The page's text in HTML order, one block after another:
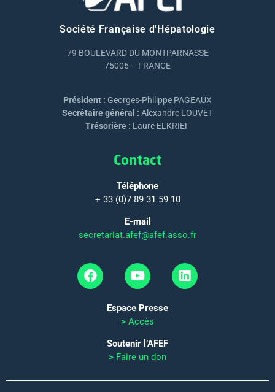
Société Française d'Hépatologie
79 BOULEVARD DU MONTPARNASSE
75006 – FRANCE
Président : Georges-Philippe PAGEAUX
Secrétaire général : Alexandre LOUVET
Trésorière : Laure ELKRIEF
Contact
Téléphone
+ 33 (0)7 89 31 59 10
E-mail
secretariat.afef@afef.asso.fr
Espace Presse
> Accès
Soutenir l’AFEF
> Faire un don